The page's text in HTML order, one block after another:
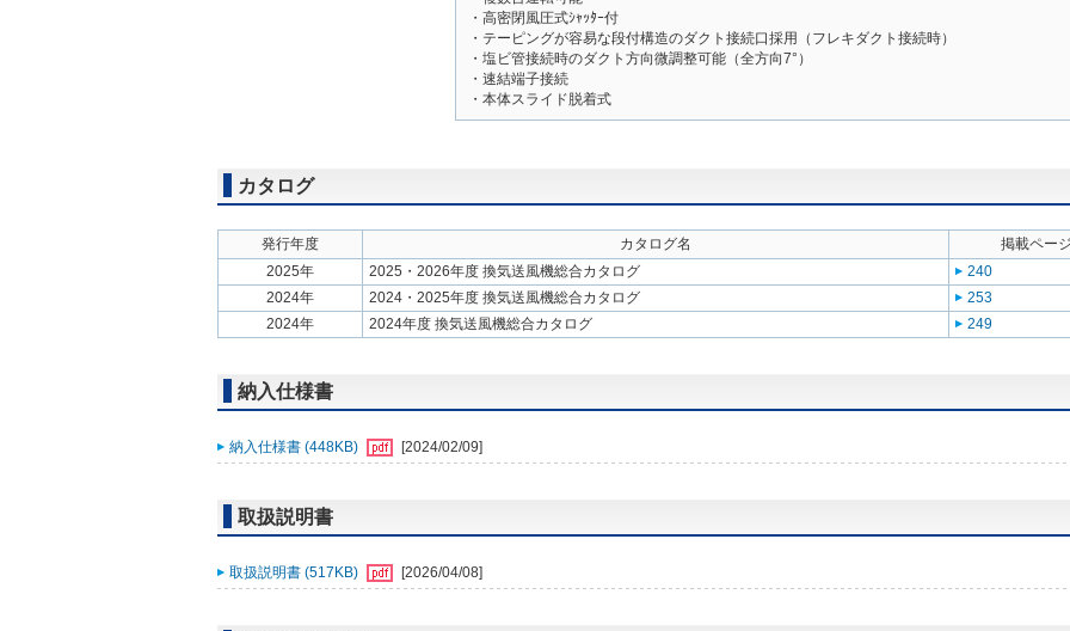
・高密閉風圧式ｼｬｯﾀｰ付
・テーピングが容易な段付構造のダクト接続口採用（フレキダクト接続時）
・塩ビ管接続時のダクト方向微調整可能（全方向7°）
・速結端子接続
・本体スライド脱着式
カタログ
発行年度 カタログ名
掲載ペー
2025年
2025・2026年度 換気送風機総合カタログ
240
2024年
2024・2025年度 換気送風機総合カタログ
253
2024年
2024年度 換気送風機総合カタログ 249
納入仕様書
納入仕様書 (448KB) [2024/02/09]
取扱説明書
取扱説明書 (517KB) [2026/04/08]